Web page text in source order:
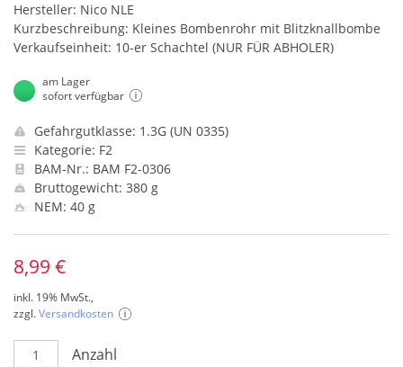
Hersteller: Nico NLE
Kurzbeschreibung: Kleines Bombenrohr mit Blitzknallbombe
Verkaufseinheit: 10-er Schachtel (NUR FÜR ABHOLER)
am Lager
sofort verfügbar
Gefahrgutklasse: 1.3G (UN 0335)
Kategorie: F2
BAM-Nr.: BAM F2-0306
Bruttogewicht: 380 g
NEM: 40 g
8,99 €
inkl. 19% MwSt.,
zzgl.Versandkosten
Anzahl